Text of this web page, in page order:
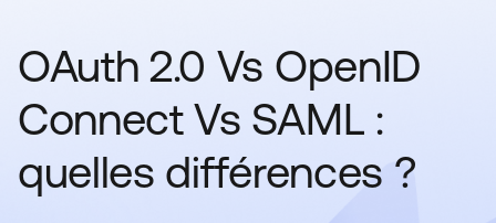
OAuth 2.0 Vs OpenID
Connect Vs SAML :
quelles différences ?